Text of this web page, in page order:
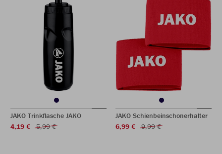
JAKO Trinkflasche JAKO
4,19 €
5,99 €
JAKO Schienbeinschonerhalter
6,99 €
9,99 €